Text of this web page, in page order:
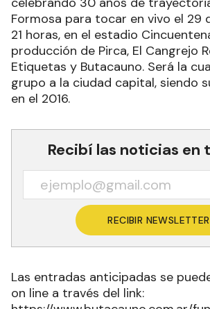
Formosa para tocar en vivo el 29
21 horas, en el estadio
producción de Pirca, El Cangrejo
Etiquetas y Butacauno. Será la
grupo a la ciudad capital, siendo
en el 2016.
Recibí las noticias en
RECIBIR NEWSLETTER
Las entradas anticipadas se
on line a través del link: